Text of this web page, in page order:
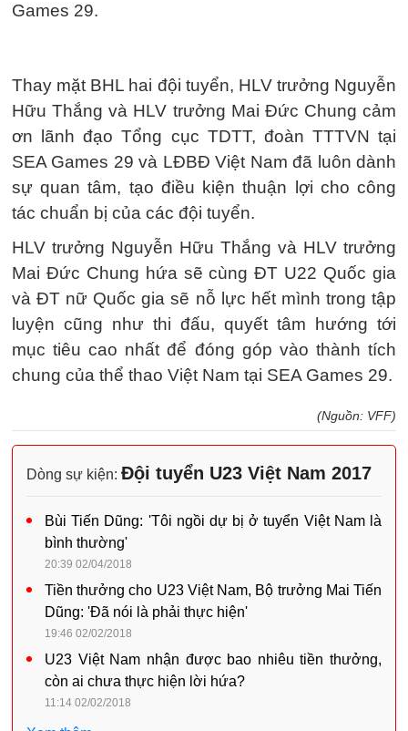
Games 29.
Thay mặt BHL hai đội tuyển, HLV trưởng Nguyễn
Hữu Thắng và HLV trưởng Mai Đức Chung cảm
ơn lãnh đạo Tổng cục TDTT, đoàn TTTVN tại
SEA Games 29 và LĐBĐ Việt Nam đã luôn dành
sự quan tâm, tạo điều kiện thuận lợi cho công
tác chuẩn bị của các đội tuyển.
HLV trưởng Nguyễn Hữu Thắng và HLV trưởng
Mai Đức Chung hứa sẽ cùng ĐT U22 Quốc gia
và ĐT nữ Quốc gia sẽ nỗ lực hết mình trong tập
luyện cũng như thi đấu, quyết tâm hướng tới
mục tiêu cao nhất để đóng góp vào thành tích
chung của thể thao Việt Nam tại SEA Games 29.
(Nguồn: VFF)
Dòng sự kiện: Đội tuyển U23 Việt Nam 2017
Bùi Tiến Dũng: 'Tôi ngồi dự bị ở tuyển Việt Nam là
bình thường'
20:39 02/04/2018
Tiền thưởng cho U23 Việt Nam, Bộ trưởng Mai Tiến
Dũng: 'Đã nói là phải thực hiện'
19:46 02/02/2018
U23 Việt Nam nhận được bao nhiêu tiền thưởng,
còn ai chưa thực hiện lời hứa?
11:14 02/02/2018